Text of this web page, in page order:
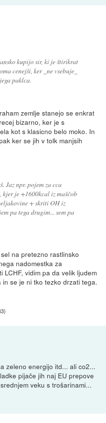
kupijo sir, ki je štirikrat
cenejši, ker _ne vsebuje_
paklca.
zemlje stanejo se enkrat
bizarno, ker je s
kot s klasicno belo moko. In
ker se jih v tolk manjsih
Jaz npr. pojem za cca
kjer je +1600kcal iz maščob
+ skriti OH iz
pa tega drugim... sem pa
na pretezno rastlinsko
nadomestka za
LCHF, vidim pa da velik ljudem
se je ni tko tezko drzati tega.
)
zeleno energijo itd... ali co2...
pijače jih naj EU prepove
veku s trošarinami...